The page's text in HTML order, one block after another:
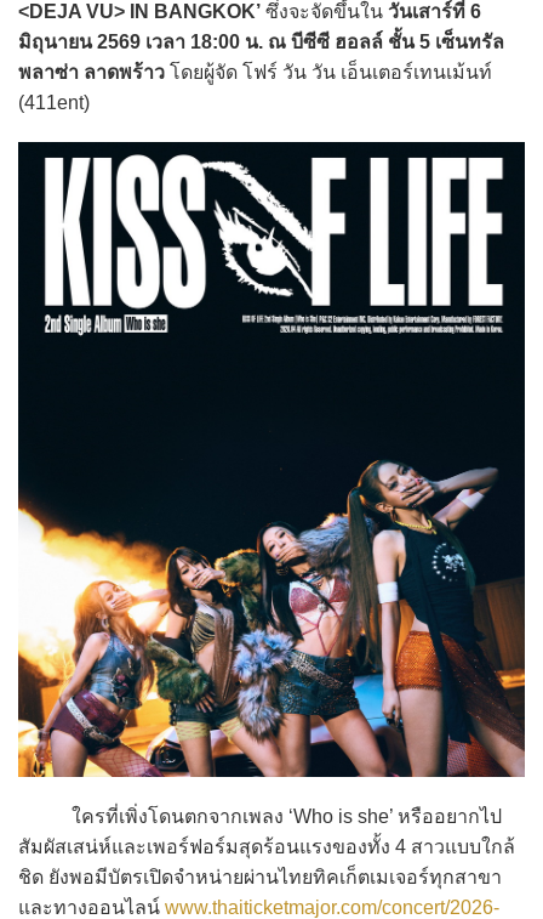
<DEJA VU> IN BANGKOK’ ซึ่งจะจัดขึ้นใน วันเสาร์ที่ 6
มิถุนายน 2569 เวลา 18:00 น. ณ บีซีซี ฮอลล์ ชั้น 5 เซ็นทรัล
พลาซ่า ลาดพร้าว โดยผู้จัด โฟร์ วัน วัน เอ็นเตอร์เทนเม้นท์
(411ent)
ใครที่เพิ่งโดนตกจากเพลง ‘Who is she’ หรืออยากไป
สัมผัสเสน่ห์และเพอร์ฟอร์มสุดร้อนแรงของทั้ง 4 สาวแบบใกล้
ชิด ยังพอมีบัตรเปิดจำหน่ายผ่านไทยทิคเก็ตเมเจอร์ทุกสาขา
และทางออนไลน์ www.thaiticketmajor.com/concert/2026-